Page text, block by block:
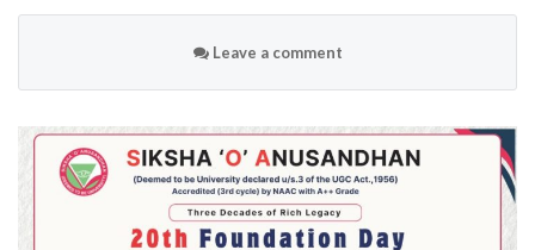
Leave a comment